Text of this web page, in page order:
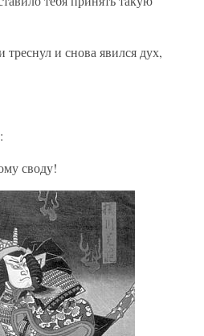
и снова явился дух,
своду!